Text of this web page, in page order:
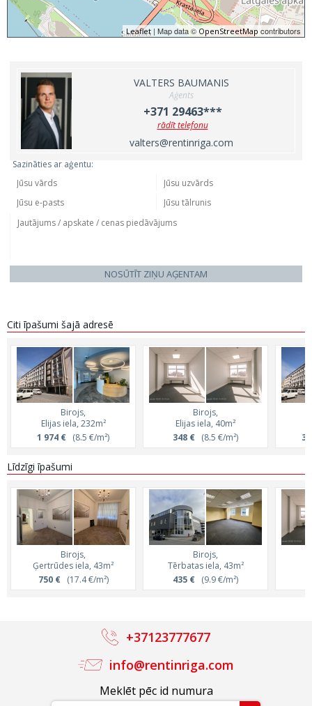
Leaflet | Map data ©OpenStreetMap contributors
VALTERS BAUMANIS
Aģents
+371 29463***
rādīt telefonu
valters@rentinriga.com
Sazināties ar aģentu:
NOSŪTĪT ZIŅU AĢENTAM
Citi īpašumi šajā adresē
Birojs,
Elijas iela, 232m²
1 974 € (8.5 €/m²)
Birojs,
Elijas iela, 40m²
348 € (8.5 €/m²)
3
Līdzīgi īpašumi
Birojs,
Ģertrūdes iela, 43m²
750 €(17.4 €/m²)
Birojs,
Tērbatas iela, 43m²
435 € (9.9 €/m²)
Meklēt pēc id numura
info@rentinriga.com
+37123777677